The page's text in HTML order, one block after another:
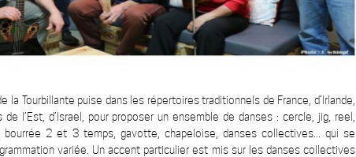
la Tourbillante puise dans les répertoires traditionnels de France, d’Irlande,
de l’Est, d’Israel, pour proposer un ensemble de danses : cercle, jig, reel,
bourrée 2 et 3 temps, gavotte, chapeloise, danses collectives... qui se
variée. Un accent particulier est mis sur les danses collectives